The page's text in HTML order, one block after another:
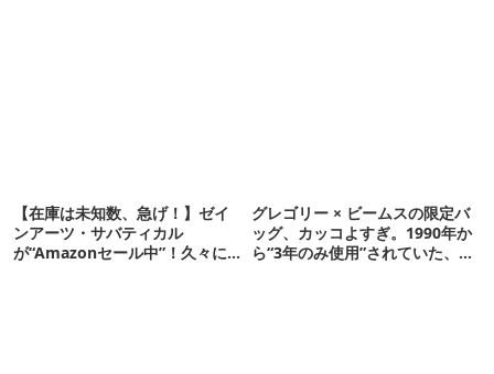
【在庫は未知数、急げ！】ゼイ
ンアーツ・サバティカル
が“Amazonセール中”！久々に
グレゴリー × ビームスの限定バ
ッグ、カッコよすぎ。1990年か
ら“3年のみ使用”されていた、紫